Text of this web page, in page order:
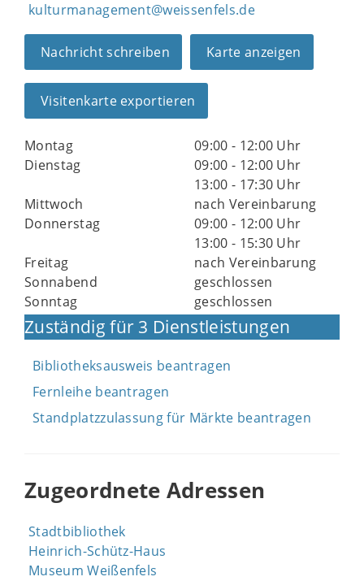
kulturmanagement@weissenfels.de
Nachricht schreiben Karte anzeigen
Visitenkarte exportieren
Montag
09:00 - 12:00 Uhr
Dienstag
09:00 - 12:00 Uhr
13:00 - 17:30 Uhr
Mittwoch
nach Vereinbarung
Donnerstag
09:00 - 12:00 Uhr
13:00 - 15:30 Uhr
Freitag
nach Vereinbarung
Sonnabend
geschlossen
Sonntag
geschlossen
Zuständig für 3 Dienstleistungen
Bibliotheksausweis beantragen
Fernleihe beantragen
Standplatzzulassung für Märkte beantragen
Zugeordnete Adressen
Stadtbibliothek
Heinrich-Schütz-Haus
Museum Weißenfels